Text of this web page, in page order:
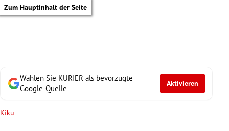
Zum Hauptinhalt der Seite
Wählen Sie KURIER als bevorzugte
Google-Quelle
Aktivieren
Kiku